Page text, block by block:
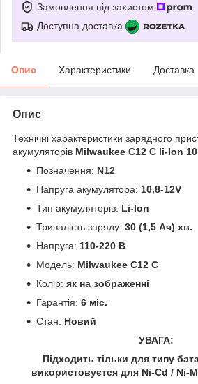
Замовлення під захистом
Доступна доставка
Опис Характеристики Доставка
Опис
Технічні характеристики зарядного
акумуляторів Milwaukee C12 C li-Ion
Позначення: N12
Напруга акумулятора: 10,8-12V
Тип акумуляторів: Li-Ion
Тривалість заряду: 30 (1,5 Ач) хв.
Напруга: 110-220 В
Модель: Milwaukee C12 C
Колір: як на зображенні
Гарантія: 6 міс.
Стан: Новий
УВАГА:
Підходить тільки для типу
використовуєтся для Ni-Cd / Ni-